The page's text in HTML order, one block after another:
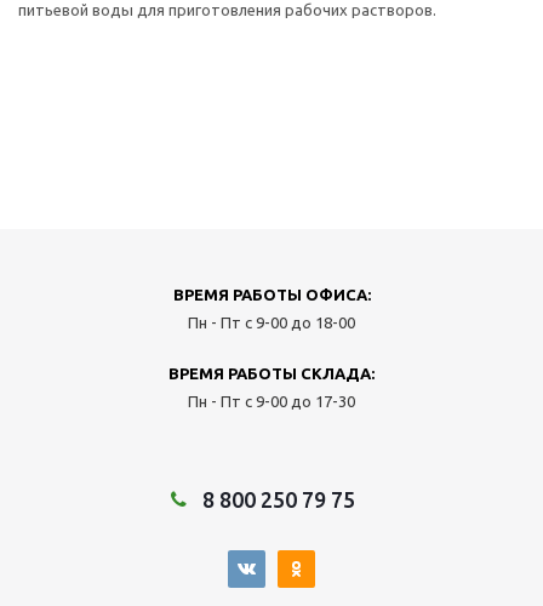
питьевой воды для приготовления рабочих растворов.
ВРЕМЯ РАБОТЫ ОФИСА:
Пн - Пт с 9-00 до 18-00
ВРЕМЯ РАБОТЫ СКЛАДА:
Пн - Пт с 9-00 до 17-30
8 800 250 79 75